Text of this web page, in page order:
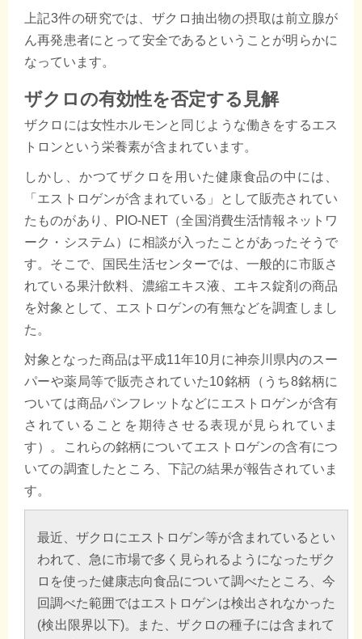
上記3件の研究では、ザクロ抽出物の摂取は前立腺が
ん再発患者にとって安全であるということが明らかに
なっています。
ザクロの有効性を否定する見解
ザクロには女性ホルモンと同じような働きをするエス
トロンという栄養素が含まれています。
しかし、かつてザクロを用いた健康食品の中には、
「エストロゲンが含まれている」として販売されてい
たものがあり、PIO-NET（全国消費生活情報ネットワ
ーク・システム）に相談が入ったことがあったそうで
す。そこで、国民生活センターでは、一般的に市販さ
れている果汁飲料、濃縮エキス液、エキス錠剤の商品
を対象として、エストロゲンの有無などを調査しまし
た。
対象となった商品は平成11年10月に神奈川県内のスー
パーや薬局等で販売されていた10銘柄（うち8銘柄に
ついては商品パンフレットなどにエストロゲンが含有
されていることを期待させる表現が見られていま
す）。これらの銘柄についてエストロゲンの含有につ
いての調査したところ、下記の結果が報告されていま
す。
最近、ザクロにエストロゲン等が含まれているとい
われて、急に市場で多く見られるようになったザク
ロを使った健康志向食品について調べたところ、今
回調べた範囲ではエストロゲンは検出されなかった
(検出限界以下)。また、ザクロの種子には含まれて